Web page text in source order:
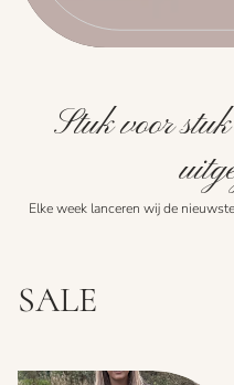
Stuk voor
Elke week lanceren wij de
SALE